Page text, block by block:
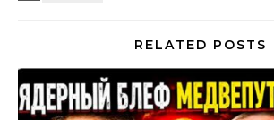
RELATED POSTS